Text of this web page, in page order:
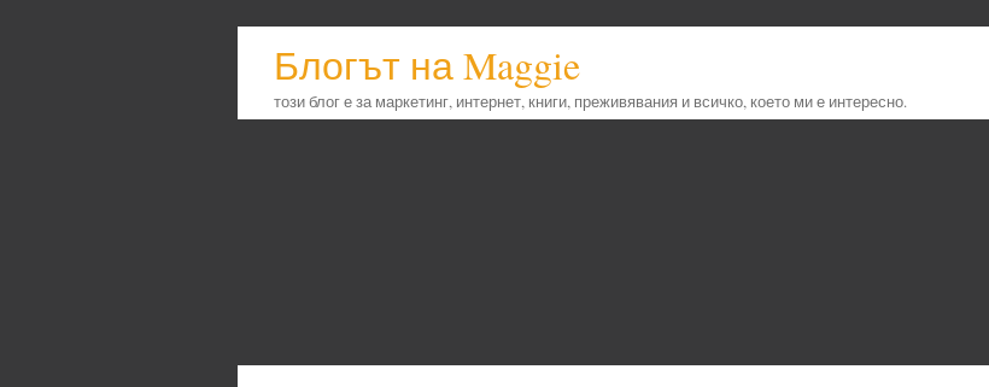
Блогът на Maggie
този блог е за маркетинг, интернет, книги, преживявания и всичко, което ми е интересно.